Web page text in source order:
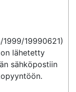
19990621)
lähetetty
sähköpostiin